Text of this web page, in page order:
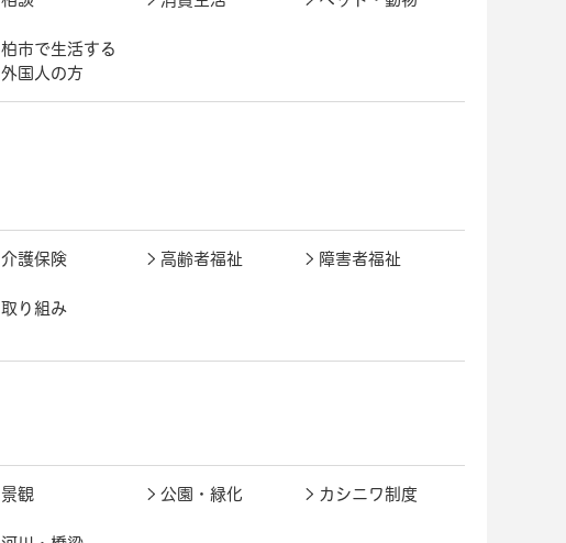
柏市で生活する
外国人の方
介護保険 高齢者福祉 障害者福祉
取り組み
景観 公園・緑化 カシニワ制度